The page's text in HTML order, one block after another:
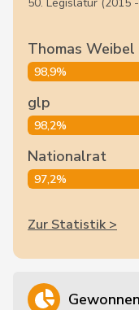
Thomas Weibel
98,9%
glp
98,2%
Nationalrat
97,2%
Zur Statistik >